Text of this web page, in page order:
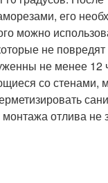
его
можно
не
не менее 12
со стенами,
отлива не